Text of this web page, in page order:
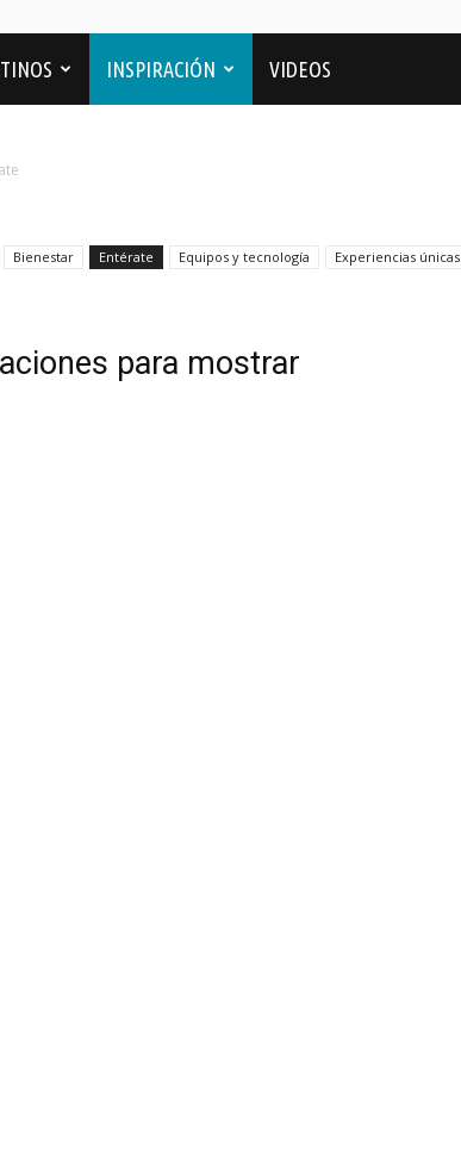
INSPIRACIÓN VIDEOS
Bienestar Entérate Equipos y tecnología Experiencias únicas
para mostrar